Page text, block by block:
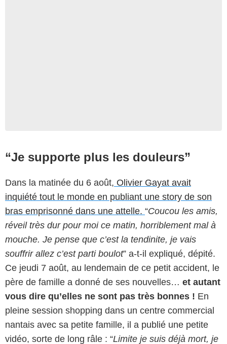
“Je supporte plus les douleurs”
Dans la matinée du 6 août, Olivier Gayat avait
inquiété tout le monde en publiant une story de son
bras emprisonné dans une attelle. “Coucou les amis,
réveil très dur pour moi ce matin, horriblement mal à
mouche. Je pense que c’est la tendinite, je vais
souffrir allez c’est parti boulot” a-t-il expliqué, dépité.
Ce jeudi 7 août, au lendemain de ce petit accident, le
père de famille a donné de ses nouvelles… et autant
vous dire qu’elles ne sont pas très bonnes ! En
pleine session shopping dans un centre commercial
nantais avec sa petite famille, il a publié une petite
vidéo, sorte de long râle : “Limite je suis déjà mort, je